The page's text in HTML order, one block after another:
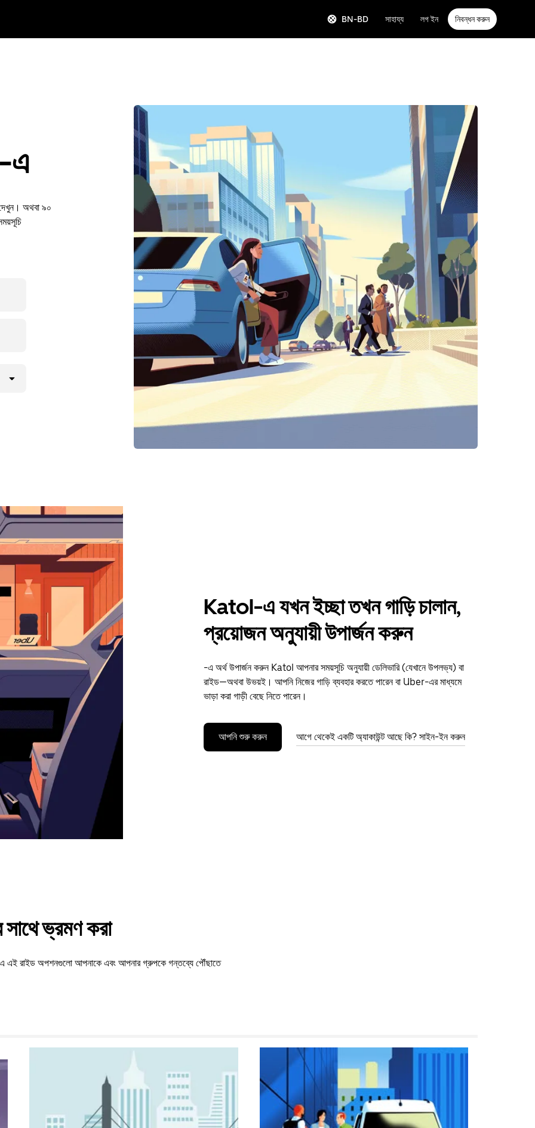
BN-BD সাহায্য লগ ইন নিবন্ধন করুন
এ
অথবা ৯০
Katol-এ যখন ইচ্ছা তখন গাড়ি চালান,
প্রয়োজন অনুযায়ী উপার্জন করুন
-এ অর্থ উপার্জন করুন Katol আপনার সময়সূচি অনুযায়ী ডেলিভারি (যেখানে উপলভ্য) বা
রাইড—অথবা উভয়ই। আপনি নিজের গাড়ি ব্যবহার করতে পারেন বা Uber-এর মাধ্যমে
ভাড়া করা গাড়ী বেছে নিতে পারেন।
আপনি শুরু করুন আগে থেকেই একটি অ্যাকাউন্ট আছে কি? সাইন-ইন করুন
ভ্রমণ করা
এ এই রাইড অপশনগুলো আপনাকে এবং আপনার গ্রুপকে গন্তব্যে পৌঁছাতে